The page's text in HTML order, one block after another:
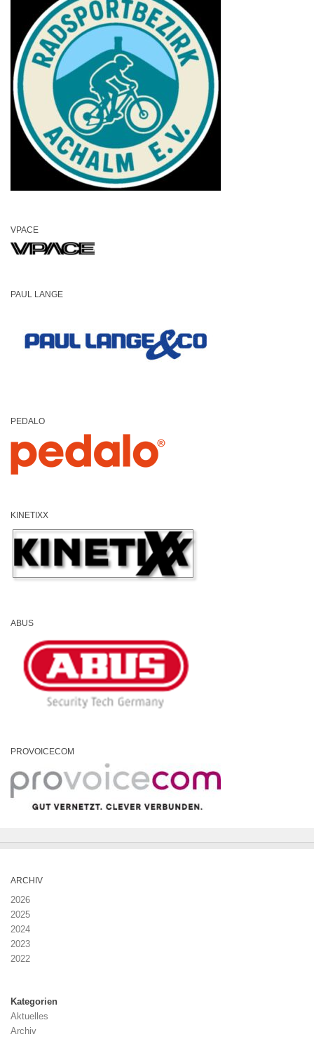
VPACE
PAUL LANGE
PEDALO
KINETIXX
ABUS
PROVOICECOM
ARCHIV
2026
2025
2024
2023
2022
Kategorien
Aktuelles
Archiv